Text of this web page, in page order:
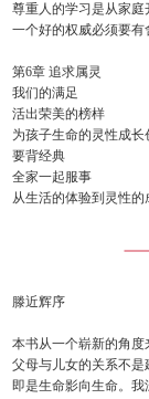
尊重人的学习是从家庭
一个好的权威必须要有
第6章 追求属灵
我们的满足
活出荣美的榜样
为孩子生命的灵性成长
要背经典
全家一起服事
从生活的体验到灵性的
滕近辉序
本书从一个崭新的角
父母与儿女的关系不
即是生命影向生命。